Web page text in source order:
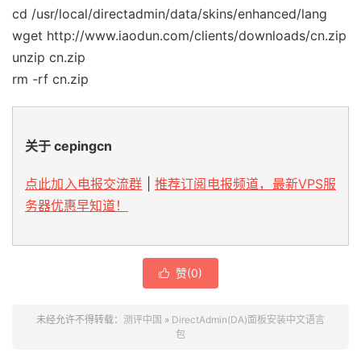
cd /usr/local/directadmin/data/skins/enhanced/lang
wget http://www.iaodun.com/clients/downloads/cn.zip
unzip cn.zip
rm -rf cn.zip
关于 cepingcn
点此加入电报交流群
推荐订阅电报频道，最新VPS服
务器优惠早知道！
 赞(0)
未经允许不得转载： 测评中国 » DirectAdmin(DA)面板安装中文语言
包